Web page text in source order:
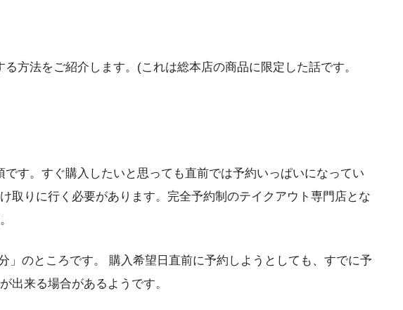
方法をご紹介します。(これは総本店の商品に限定した話です。
す。すぐ購入したいと思っても直前では予約いっぱいになってい
取りに行く必要があります。完全予約制のテイクアウト専門店とな
」のところです。 購入希望日直前に予約しようとしても、すでに予
出来る場合があるようです。